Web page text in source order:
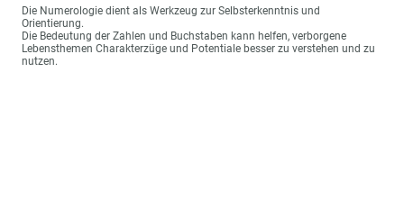
Die Numerologie dient als Werkzeug zur Selbsterkenntnis und
Orientierung.
Die Bedeutung der Zahlen und Buchstaben kann helfen, verborgene
Lebensthemen Charakterzüge und Potentiale besser zu verstehen und zu
nutzen.